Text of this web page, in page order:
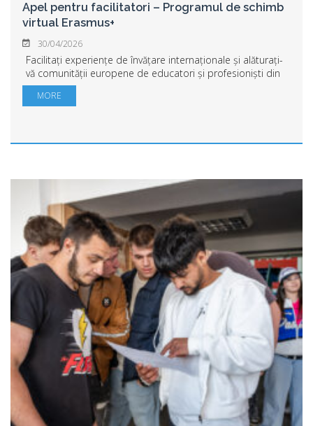
Apel pentru facilitatori – Programul de schimb
virtual Erasmus+
30/04/2026
Facilitați experiențe de învățare internaționale și alăturați-
vă comunității europene de educatori și profesioniști din
domeniul tineretului. Căutăm profesori universitari,
formatori, lucrători de ...
MORE